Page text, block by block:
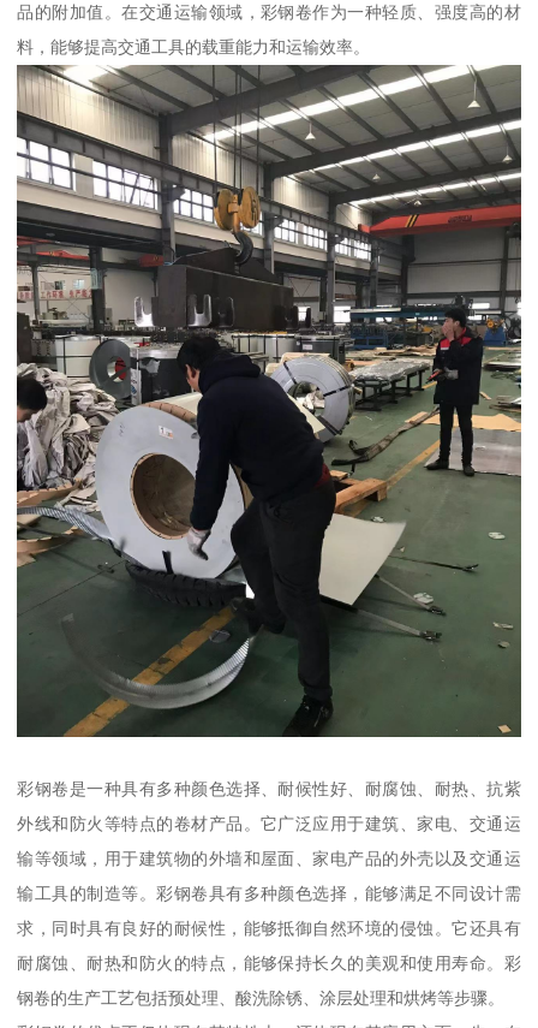
品的附加值。在交通运输领域，彩钢卷作为一种轻质、强度高的材
料，能够提高交通工具的载重能力和运输效率。
彩钢卷是一种具有多种颜色选择、耐候性好、耐腐蚀、耐热、抗紫
外线和防火等特点的卷材产品。它广泛应用于建筑、家电、交通运
输等领域，用于建筑物的外墙和屋面、家电产品的外壳以及交通运
输工具的制造等。彩钢卷具有多种颜色选择，能够满足不同设计需
求，同时具有良好的耐候性，能够抵御自然环境的侵蚀。它还具有
耐腐蚀、耐热和防火的特点，能够保持长久的美观和使用寿命。彩
钢卷的生产工艺包括预处理、酸洗除锈、涂层处理和烘烤等步骤。